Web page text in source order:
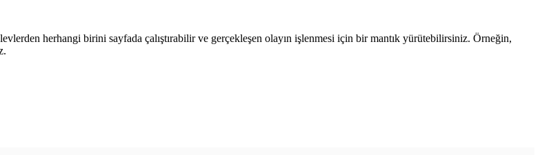
herhangi birini sayfada çalıştırabilir ve gerçekleşen olayın işlenmesi için bir mantık yürütebilirsiniz. Örneğin,